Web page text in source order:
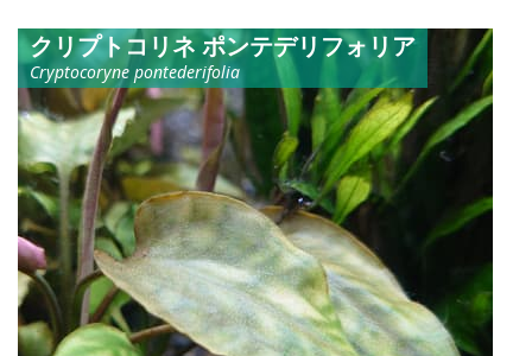
クリプトコリネ ポンテデリフォリア
Cryptocoryne pontederifolia